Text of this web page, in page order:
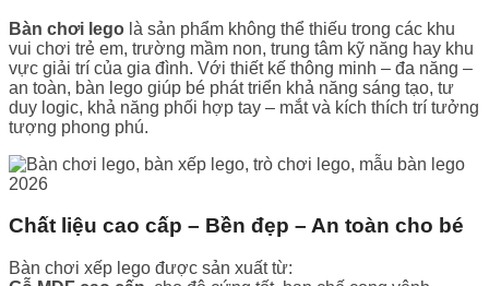
Bàn chơi lego là sản phẩm không thể thiếu trong các khu
vui chơi trẻ em, trường mầm non, trung tâm kỹ năng hay khu
vực giải trí của gia đình. Với thiết kế thông minh – đa năng –
an toàn, bàn lego giúp bé phát triển khả năng sáng tạo, tư
duy logic, khả năng phối hợp tay – mắt và kích thích trí tưởng
tượng phong phú.
Chất liệu cao cấp – Bền đẹp – An toàn cho bé
Bàn chơi xếp lego được sản xuất từ: